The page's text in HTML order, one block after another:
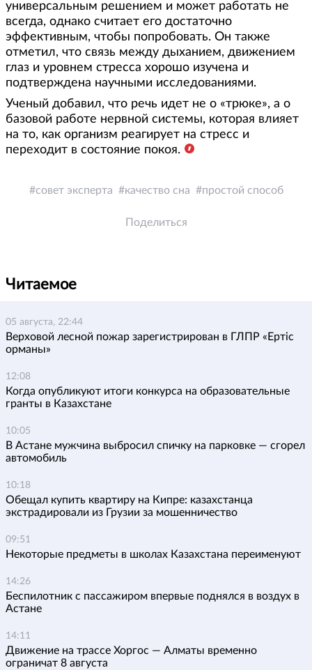
универсальным решением и может работать не
всегда, однако считает его достаточно
эффективным, чтобы попробовать. Он также
отметил, что связь между дыханием, движением
глаз и уровнем стресса хорошо изучена и
подтверждена научными исследованиями.
Ученый добавил, что речь идет не о «трюке», а о
базовой работе нервной системы, которая влияет
на то, как организм реагирует на стресс и
переходит в состояние покоя.
совет эксперта качество сна простой способ
Поделиться
Читаемое
05 августа, 22:44
Верховой лесной пожар зарегистрирован в ГЛПР «Ертіс
орманы»
12:08
Когда опубликуют итоги конкурса на образовательные
гранты в Казахстане
10:05
В Астане мужчина выбросил спичку на парковке — сгорел
автомобиль
10:18
Обещал купить квартиру на Кипре: казахстанца
экстрадировали из Грузии за мошенничество
09:51
Некоторые предметы в школах Казахстана переименуют
14:26
Беспилотник с пассажиром впервые поднялся в воздух в
Астане
14:11
Движение на трассе Хоргос — Алматы временно
ограничат 8 августа